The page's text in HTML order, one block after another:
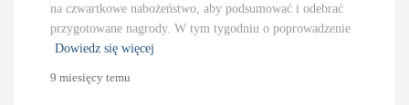
na czwartkowe nabożeństwo, aby podsumować i odebrać
przygotowane nagrody. W tym tygodniu o poprowadzenie
Dowiedz się więcej
9 miesięcy temu